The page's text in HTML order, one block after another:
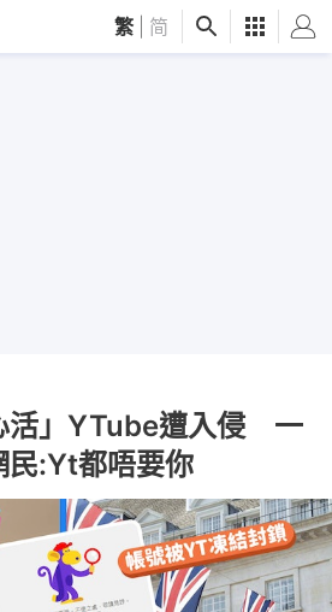
繁 简
活」YTube遭入侵 一
民:Yt都唔要你